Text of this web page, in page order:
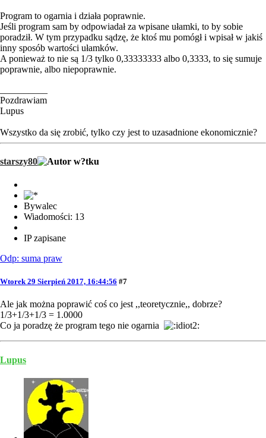
Program to ogarnia i działa poprawnie.
Jeśli program sam by odpowiadał za wpisane ułamki, to by sobie
poradził. W tym przypadku sądzę, że ktoś mu pomógł i wpisał w jakiś
inny sposób wartości ułamków.
A ponieważ to nie są 1/3 tylko 0,33333333 albo 0,3333, to się sumuje
poprawnie, albo niepoprawnie.
Pozdrawiam
Lupus
Wszystko da się zrobić, tylko czy jest to uzasadnione ekonomicznie?
starszy80
Bywalec
Wiadomości: 13
IP zapisane
Odp: suma praw
Wtorek 29 Sierpień 2017, 16:44:56 #7
Ale jak można poprawić coś co jest ,,teoretycznie,, dobrze?
1/3+1/3+1/3 = 1.0000
Co ja poradzę że program tego nie ogarnia
Lupus